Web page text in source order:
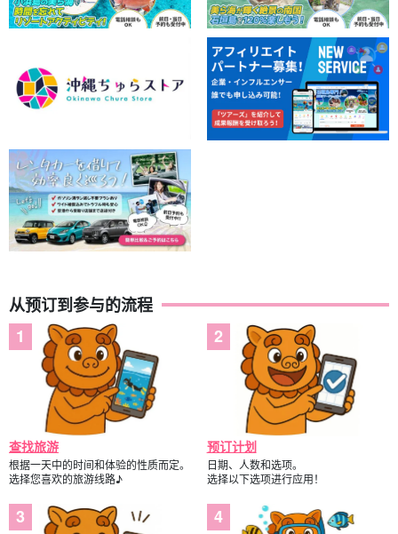
从预订到参与的流程
查找旅游
根据一天中的时间和体验的性质而定。
选择您喜欢的旅游线路♪
预订计划
日期、人数和选项。
选择以下选项进行应用！